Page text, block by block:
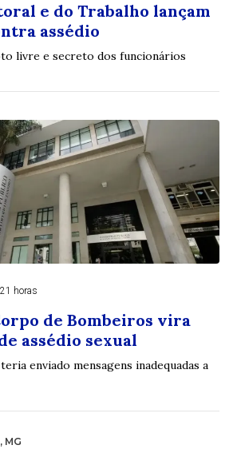
e do Trabalho lançam
assédio
livre e secreto dos funcionários
horas
de Bombeiros vira
assédio sexual
enviado mensagens inadequadas a
MG